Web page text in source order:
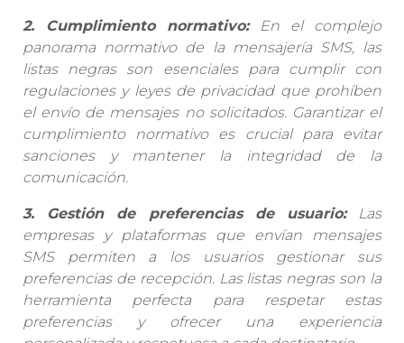
2. Cumplimiento normativo:En el complejo
panorama normativo de la mensajería SMS, las
listas negras son esenciales para cumplir con
regulaciones y leyes de privacidad que prohíben
el envío de mensajes no solicitados. Garantizar el
cumplimiento normativo es crucial para evitar
sanciones y mantener la integridad de la
comunicación.
3. Gestión de preferencias de usuario:Las
empresas y plataformas que envían mensajes
SMS permiten a los usuarios gestionar sus
preferencias de recepción. Las listas negras son la
herramienta perfecta para respetar estas
preferencias y ofrecer una experiencia